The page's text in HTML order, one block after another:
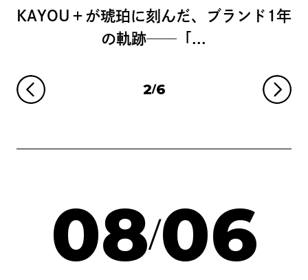
08/06
に刻んだ、ブランド1年
リグラ
3/6